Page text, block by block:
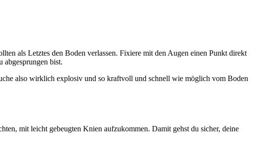
als Letztes den Boden verlassen. Fixiere mit den Augen einen Punkt direkt
abgesprungen bist.
also wirklich explosiv und so kraftvoll und schnell wie möglich vom Boden
mit leicht gebeugten Knien aufzukommen. Damit gehst du sicher, deine